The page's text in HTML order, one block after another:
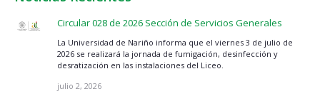
Circular 028 de 2026 Sección de Servicios Generales
La Universidad de Nariño informa que el viernes 3 de julio de
2026 se realizará la jornada de fumigación, desinfección y
desratización en las instalaciones del Liceo.
julio 2, 2026